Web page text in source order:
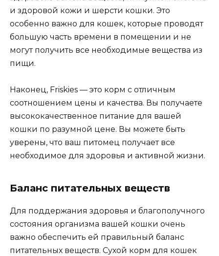
и здоровой кожи и шерсти кошки. Это
особенно важно для кошек, которые проводят
большую часть времени в помещении и не
могут получить все необходимые вещества из
пищи.
Наконец, Friskies — это корм с отличным
соотношением цены и качества. Вы получаете
высококачественное питание для вашей
кошки по разумной цене. Вы можете быть
уверены, что ваш питомец получает все
необходимое для здоровья и активной жизни.
Баланс питательных веществ
Для поддержания здоровья и благополучного
состояния организма вашей кошки очень
важно обеспечить ей правильный баланс
питательных веществ. Сухой корм для кошек